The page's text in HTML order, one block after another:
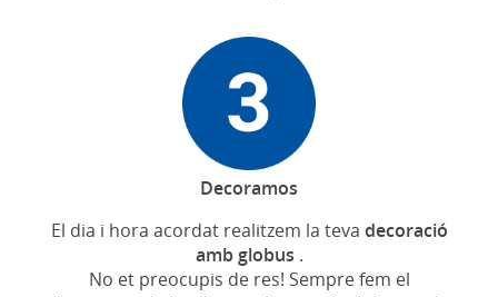
Decoramos
El dia i hora acordat realitzem la teva decoració
amb globus .
No et preocupis de res! Sempre fem el